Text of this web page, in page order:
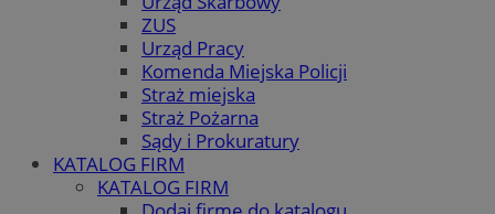
ZUS
Urząd Pracy
Komenda Miejska Policji
Straż miejska
Straż Pożarna
Sądy i Prokuratury
KATALOG FIRM
KATALOG FIRM